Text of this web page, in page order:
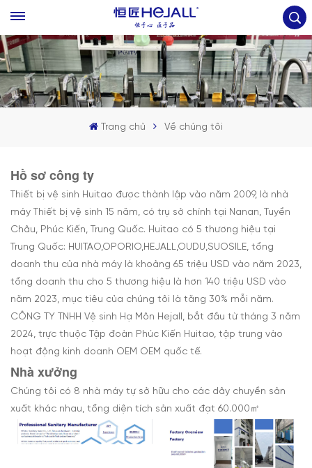
Trang chủ Về chúng tôi
Hồ sơ công ty
Thiết bị vệ sinh Huitao được thành lập vào năm 2009, là nhà
máy Thiết bị vệ sinh 15 năm, có trụ sở chính tại Nanan, Tuyền
Châu, Phúc Kiến, Trung Quốc. Huitao có 5 thương hiệu tại
Trung Quốc: HUITAO,OPORIO,HEJALL,OUDU,SUOSILE, tổng
doanh thu của nhà máy là khoảng 65 triệu USD vào năm 2023,
tổng doanh thu cho 5 thương hiệu là hơn 140 triệu USD vào
năm 2023, mục tiêu của chúng tôi là tăng 30% mỗi năm.
CÔNG TY TNHH Vệ sinh Hạ Môn Hejall, bắt đầu từ tháng 3 năm
2024, trực thuộc Tập đoàn Phúc Kiến Huitao, tập trung vào
hoạt động kinh doanh OEM OEM quốc tế.
Nhà xưởng
Chúng tôi có 8 nhà máy tự sở hữu cho các dây chuyền sản
xuất khác nhau, tổng diện tích sản xuất đạt 60.000㎡